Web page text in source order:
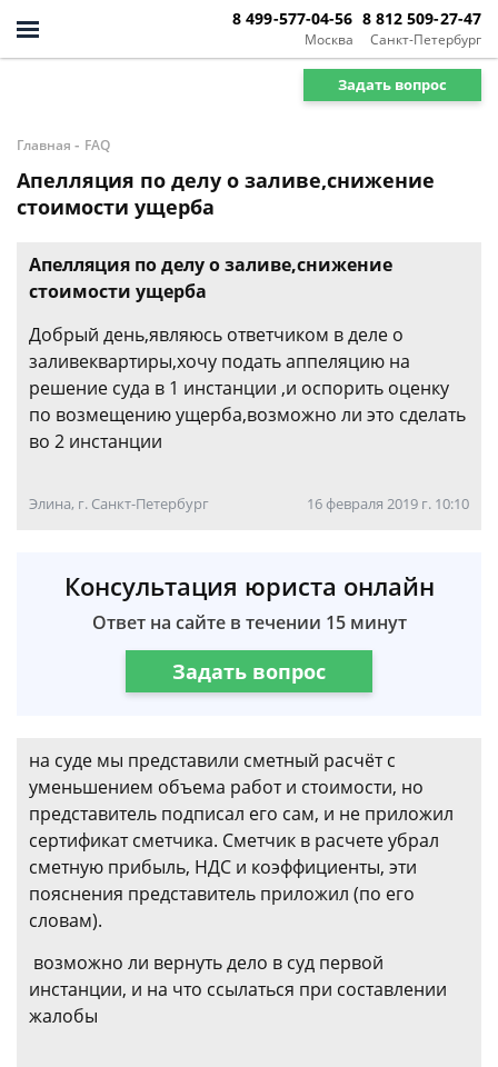
Москва
8 499-577-04-56
Санкт-Петербург
8 812 509-27-47
Задать вопрос
Главная - FAQ
Апелляция по делу о заливе,снижение
стоимости ущерба
Апелляция по делу о заливе,снижение
стоимости ущерба
Добрый день,являюсь ответчиком в деле о
заливеквартиры,хочу подать аппеляцию на
решение суда в 1 инстанции ,и оспорить оценку
по возмещению ущерба,возможно ли это сделать
во 2 инстанции
Элина, г. Санкт-Петербург 16 февраля 2019 г. 10:10
Консультация юриста онлайн
Ответ на сайте в течении 15 минут
Задать вопрос
на суде мы представили сметный расчёт с
уменьшением объема работ и стоимости, но
представитель подписал его сам, и не приложил
сертификат сметчика. Сметчик в расчете убрал
сметную прибыль, НДС и коэффициенты, эти
пояснения представитель приложил (по его
словам).
возможно ли вернуть дело в суд первой
инстанции, и на что ссылаться при составлении
жалобы